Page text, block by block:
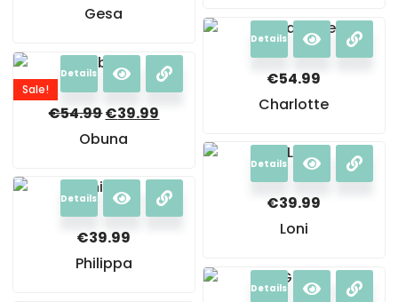
Gesa
Details
€54.99
Charlotte
Sale!
Details
€54.99€39.99
Obuna
Details
€39.99
Loni
Details
€39.99
Philippa
Details